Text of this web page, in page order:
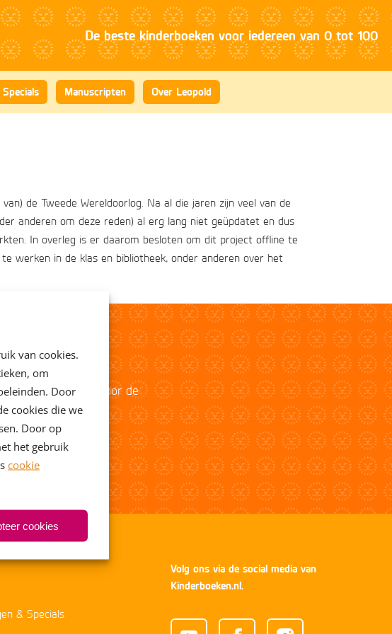
van cookies.
om
Door
cookies die we
Door op
het gebruik
cookie
cookies
Manuscripten Over Leopold
de Tweede Wereldoorlog. Na al die jaren zijn veel van de
anderen om deze reden) al erg lang niet geüpdatet en dus
In overleg is er daarom besloten om dit project offline te
werken in de klas en bibliotheek, onder anderen over het
en schrijf je in voor de
& Specials
Volg ons via de social media van
Kinderboeken.nl.